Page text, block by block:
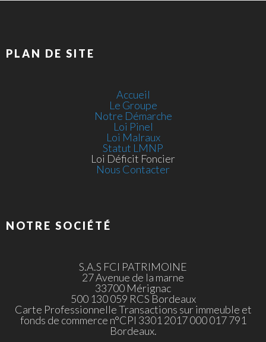
PLAN DE SITE
Accueil
Le Groupe
Notre Démarche
Loi Pinel
Loi Malraux
Statut LMNP
Loi Déficit Foncier
Nous Contacter
NOTRE SOCIÉTÉ
S.A.S FCI PATRIMOINE
27 Avenue de la marne
33700 Mérignac
500 130 059 RCS Bordeaux
Carte Professionnelle Transactions sur immeuble et
fonds de commerce n°CPI 3301 2017 000 017 791
Bordeaux.